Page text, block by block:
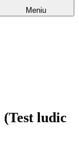
Meniu
ludic